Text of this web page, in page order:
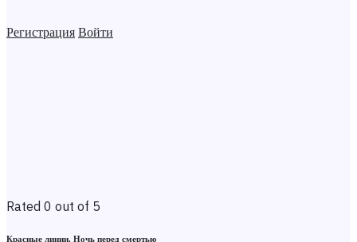
Регистрация Войти
Rated 0 out of 5
Красные линии. Ночь перед смертью